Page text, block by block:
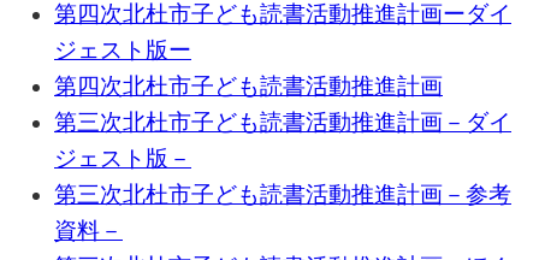
第四次北杜市子ども読書活動推進計画ーダイ
ジェスト版ー
第四次北杜市子ども読書活動推進計画
第三次北杜市子ども読書活動推進計画－ダイ
ジェスト版－
第三次北杜市子ども読書活動推進計画－参考
資料－